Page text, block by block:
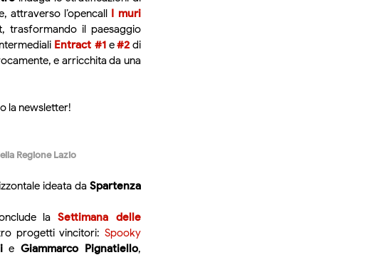
attraverso l’opencall I muri
trasformando il paesaggio
Entract #1e#2 di
e arricchita da una
la newsletter!
Regione Lazio
ideata daSpartenza
laSettimana delle
progetti vincitori:Spooky
e Giammarco Pignatiello,